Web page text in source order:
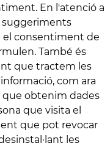
En l'atenció a
suggeriments
el consentiment de
També és
que tractem les
com ara
que obtenim dades
que visita el
que pot revocar
les